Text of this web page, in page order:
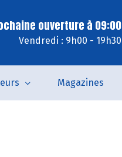
ouverture à 09:00
Vendredi : 9h00 - 19h30
Magazines